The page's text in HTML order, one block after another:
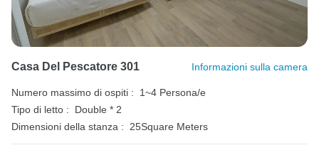
Casa Del Pescatore 301 Informazioni sulla camera
Numero massimo di ospiti :
1~4 Persona/e
Tipo di letto :
Double * 2
Dimensioni della stanza :
25Square Meters